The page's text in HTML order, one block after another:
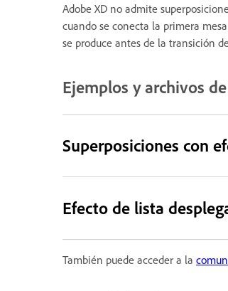
Adobe XD no admite
cuando se conecta la primera
se produce antes de la transición
Ejemplos y archivos
Superposiciones con
Efecto de lista
También puede acceder a la